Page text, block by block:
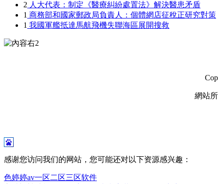
2 人大代表：制定《醫療糾紛處置法》解決醫患矛盾
1 商務部和國家郵政局負責人：個體網店征稅正研究對策
1 我國軍艦抵達馬航飛機失聯海區展開搜救
網站所登
感谢您访问我们的网站，您可能还对以下资源感兴趣：
色婷婷av一区二区三区软件